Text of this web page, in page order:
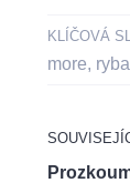
KLÍČOVÁ
more,